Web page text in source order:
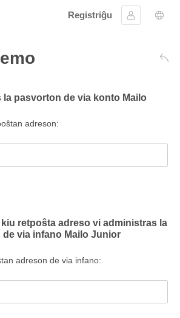
Registriĝu
Ensaluti
la pasvorton de via konto Mailo
adreson:
retpoŝta adreso vi administras la
de via infano Mailo Junior
adreson de via infano: